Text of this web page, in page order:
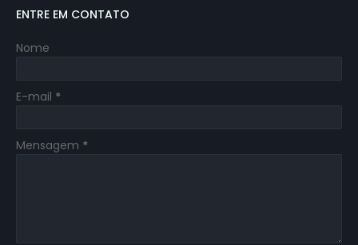
ENTRE EM CONTATO
Nome
E-mail *
Mensagem *